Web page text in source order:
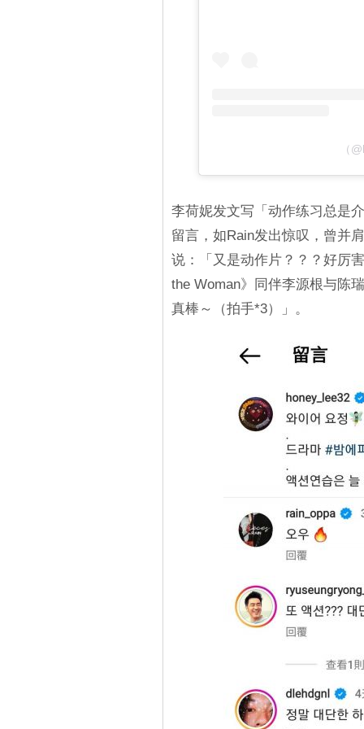
（
李荷妮发文写「动作练习总是
留言，如Rain发出惊叹，曾并
说：「又是动作片？？？好厉
the Woman》同伴李源根与陈
真棒～（拍手*3）」。